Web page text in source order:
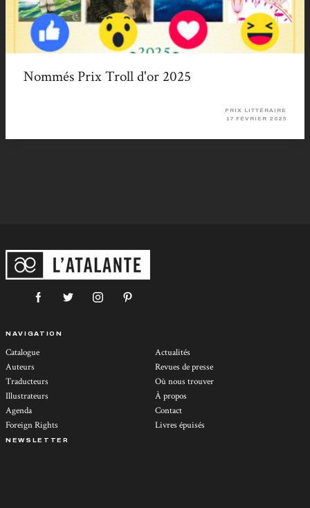
Nommés Prix Troll d'or 2025
PRIX LITTÉRAIRE
17 FÉVRIER 2025
NAVIGATION
Catalogue
Auteurs
Traducteurs
Illustrateurs
Agenda
Foreign Rights
Actualités
Revues de presse
Où nous trouver
À propos
Contact
Livres épuisés
NEWSLETTER